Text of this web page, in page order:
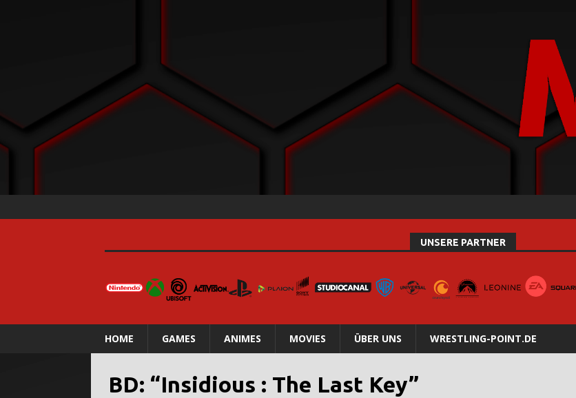
UNSERE PARTNER
HOME GAMES ANIMES MOVIES ÜBER UNS WRESTLING-POINT.DE
BD: “Insidious : The Last Key”